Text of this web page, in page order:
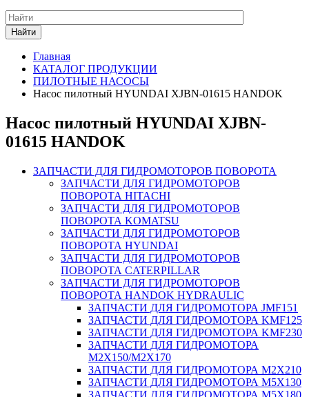
Найти
Главная
КАТАЛОГ ПРОДУКЦИИ
ПИЛОТНЫЕ НАСОСЫ
Насос пилотный HYUNDAI XJBN-01615 HANDOK
Насос пилотный HYUNDAI XJBN-
01615 HANDOK
ЗАПЧАСТИ ДЛЯ ГИДРОМОТОРОВ ПОВОРОТА
ЗАПЧАСТИ ДЛЯ ГИДРОМОТОРОВ
ПОВОРОТА HITACHI
ЗАПЧАСТИ ДЛЯ ГИДРОМОТОРОВ
ПОВОРОТА KOMATSU
ЗАПЧАСТИ ДЛЯ ГИДРОМОТОРОВ
ПОВОРОТА HYUNDAI
ЗАПЧАСТИ ДЛЯ ГИДРОМОТОРОВ
ПОВОРОТА CATERPILLAR
ЗАПЧАСТИ ДЛЯ ГИДРОМОТОРОВ
ПОВОРОТА HANDOK HYDRAULIC
ЗАПЧАСТИ ДЛЯ ГИДРОМОТОРА JMF151
ЗАПЧАСТИ ДЛЯ ГИДРОМОТОРА KMF125
ЗАПЧАСТИ ДЛЯ ГИДРОМОТОРА KMF230
ЗАПЧАСТИ ДЛЯ ГИДРОМОТОРА
M2X150/M2X170
ЗАПЧАСТИ ДЛЯ ГИДРОМОТОРА M2X210
ЗАПЧАСТИ ДЛЯ ГИДРОМОТОРА M5X130
ЗАПЧАСТИ ДЛЯ ГИДРОМОТОРА M5X180